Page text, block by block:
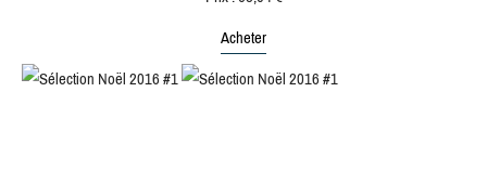
Acheter